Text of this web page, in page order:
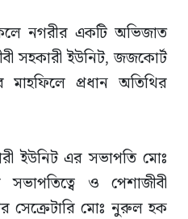
নগরীর একটি অভিজাত
সহকারী ইউনিট, জজকোর্ট
প্রধান অতিথির
ইউনিট এর সভাপতি মোঃ
ও পেশাজীবী
সেক্রেটারি মোঃ নুরুল হক